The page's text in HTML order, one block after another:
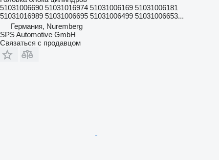
51031006690 51031016974 51031006169 51031006181
51031016989 51031006695 51031006499 51031006653...
Германия, Nuremberg
SPS Automotive GmbH
Связаться с продавцом